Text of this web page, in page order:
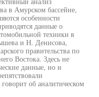
в Амурском бассейне,
особенности
данные о
техники в
и Н. Денисова,
правительства по
Востока. Здесь не
данные, но и
об аналитическом